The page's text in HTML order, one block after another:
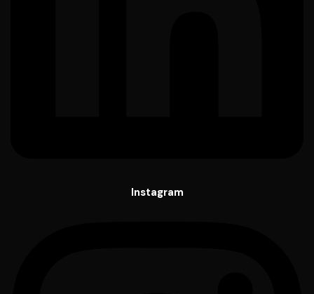
Instagram